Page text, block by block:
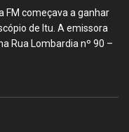
FM começava a ganhar
de Itu. A emissora
Rua Lombardia nº 90 –